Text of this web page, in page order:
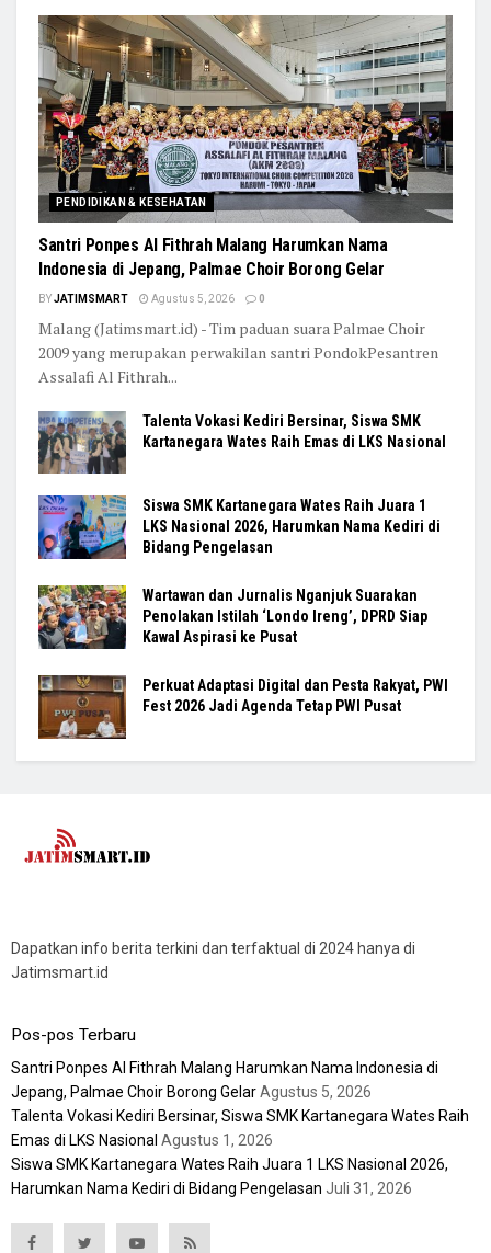
PENDIDIKAN & KESEHATAN
Santri Ponpes Al Fithrah Malang Harumkan Nama
Indonesia di Jepang, Palmae Choir Borong Gelar
BYJATIMSMART Agustus 5, 2026 0
Malang (Jatimsmart.id) - Tim paduan suara Palmae Choir
2009 yang merupakan perwakilan santri PondokPesantren
Assalafi Al Fithrah...
Talenta Vokasi Kediri Bersinar, Siswa SMK
Kartanegara Wates Raih Emas di LKS Nasional
Siswa SMK Kartanegara Wates Raih Juara 1
LKS Nasional 2026, Harumkan Nama Kediri di
Bidang Pengelasan
Wartawan dan Jurnalis Nganjuk Suarakan
Penolakan Istilah ‘Londo Ireng’, DPRD Siap
Kawal Aspirasi ke Pusat
Perkuat Adaptasi Digital dan Pesta Rakyat, PWI
Fest 2026 Jadi Agenda Tetap PWI Pusat
Dapatkan info berita terkini dan terfaktual di 2024 hanya di
Jatimsmart.id
Pos-pos Terbaru
Santri Ponpes Al Fithrah Malang Harumkan Nama Indonesia di
Jepang, Palmae Choir Borong GelarAgustus 5, 2026
Talenta Vokasi Kediri Bersinar, Siswa SMK Kartanegara Wates Raih
Emas di LKS Nasional Agustus 1, 2026
Siswa SMK Kartanegara Wates Raih Juara 1 LKS Nasional 2026,
Harumkan Nama Kediri di Bidang Pengelasan Juli 31, 2026